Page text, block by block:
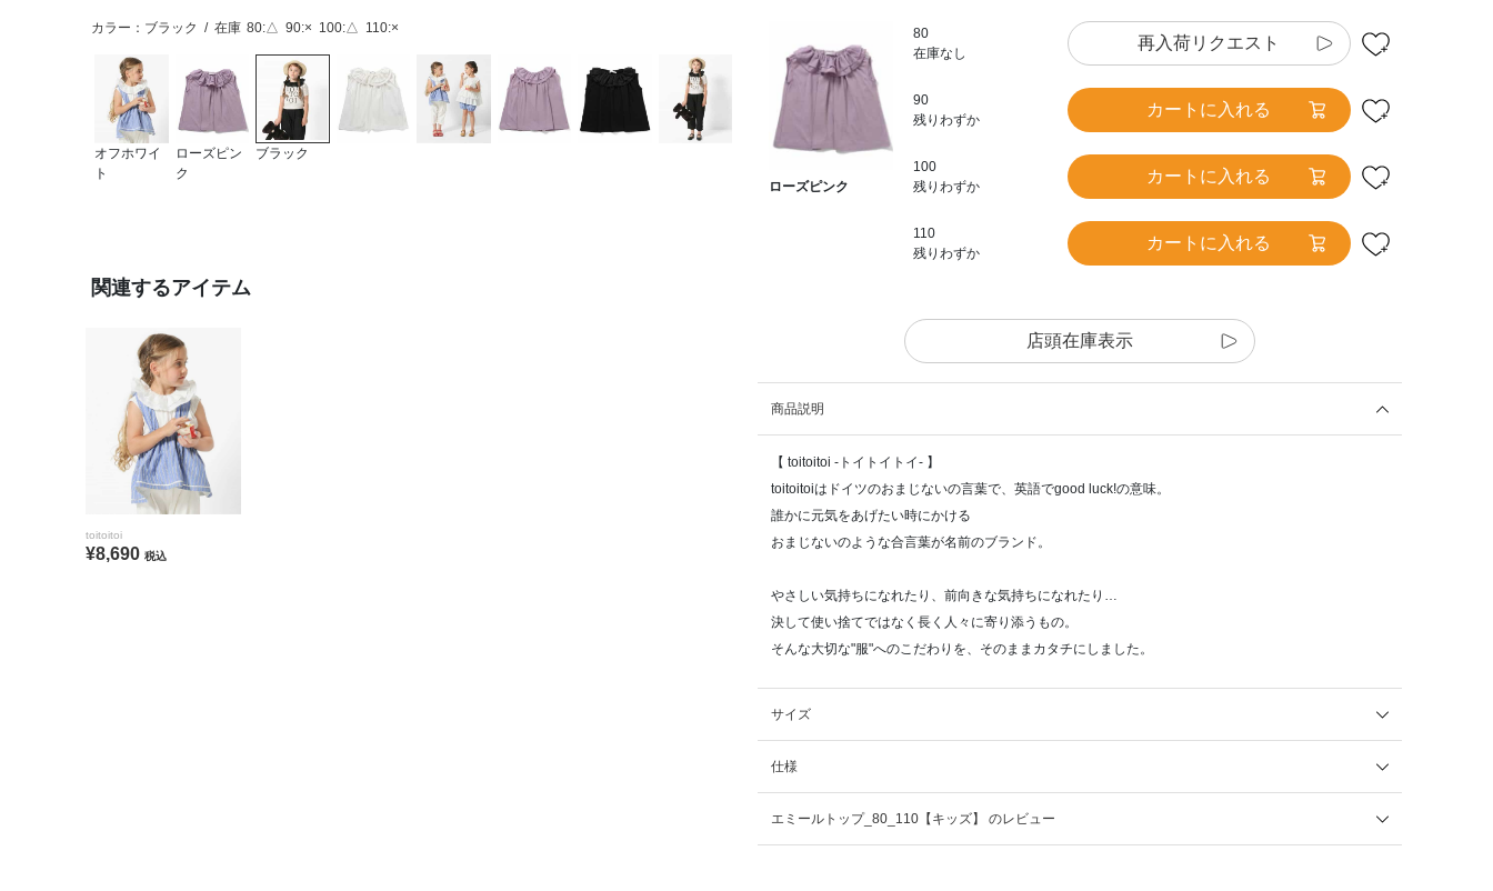
カラー：ブラック / 在庫 80:△ 90:× 100:△ 110:×
オフホワイ
ト
ローズピン
ク
ブラック
関連するアイテム
toitoitoi
¥8,690 税込
ローズピンク
80
在庫なし
再入荷リクエスト
90
残りわずか
カートに入れる
100
残りわずか
カートに入れる
110
残りわずか
カートに入れる
店頭在庫表示
商品説明
【 toitoitoi -トイトイトイ- 】
toitoitoiはドイツのおまじないの言葉で、英語でgood luck!の意味。
誰かに元気をあげたい時にかける
おまじないのような合言葉が名前のブランド。
やさしい気持ちになれたり、前向きな気持ちになれたり…
決して使い捨てではなく長く人々に寄り添うもの。
そんな大切な"服"へのこだわりを、そのままカタチにしました。
サイズ
仕様
エミールトップ_80_110【キッズ】 のレビュー